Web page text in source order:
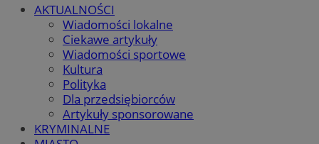
AKTUALNOŚCI
Wiadomości lokalne
Ciekawe artykuły
Wiadomości sportowe
Kultura
Polityka
Dla przedsiębiorców
Artykuły sponsorowane
KRYMINALNE